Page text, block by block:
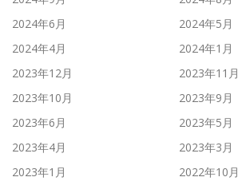
2024年6月
2024年5月
2024年4月
2024年1月
2023年12月
2023年11月
2023年10月
2023年9月
2023年6月
2023年5月
2023年4月
2023年3月
2023年1月
2022年10月